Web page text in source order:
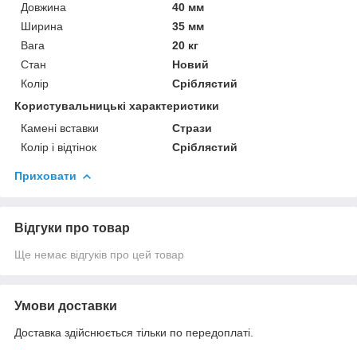
Довжина
40 мм
Ширина
35 мм
Вага
20 кг
Стан
Новий
Колір
Сріблястий
Користувальницькі характеристики
Камені вставки
Стрази
Колір і відтінок
Сріблястий
Приховати
Відгуки про товар
Ще немає відгуків про цей товар
Умови доставки
Доставка здійснюється тільки по передоплаті.